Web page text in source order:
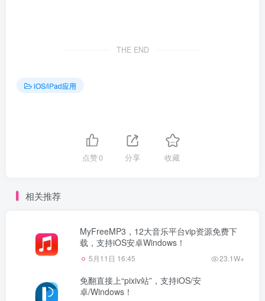
THE END
iOS/iPad应用
点赞0 分享 收藏
相关推荐
MyFreeMP3，12大音乐平台vip资源免费下
载，支持iOS安卓Windows！
5月11日 16:45 23.1W+
免翻直接上“pixiv站”，支持iOS/安
卓/Windows！